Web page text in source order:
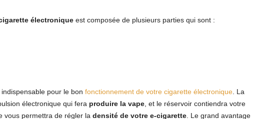
électroniqueest composée de plusieurs parties qui sont :
pour le bon fonctionnement de votre cigarette électronique. La
électronique qui fera produire la vape, et le réservoir contiendra votre
vous permettra de régler la densité de votre e-cigarette. Le grand avantage